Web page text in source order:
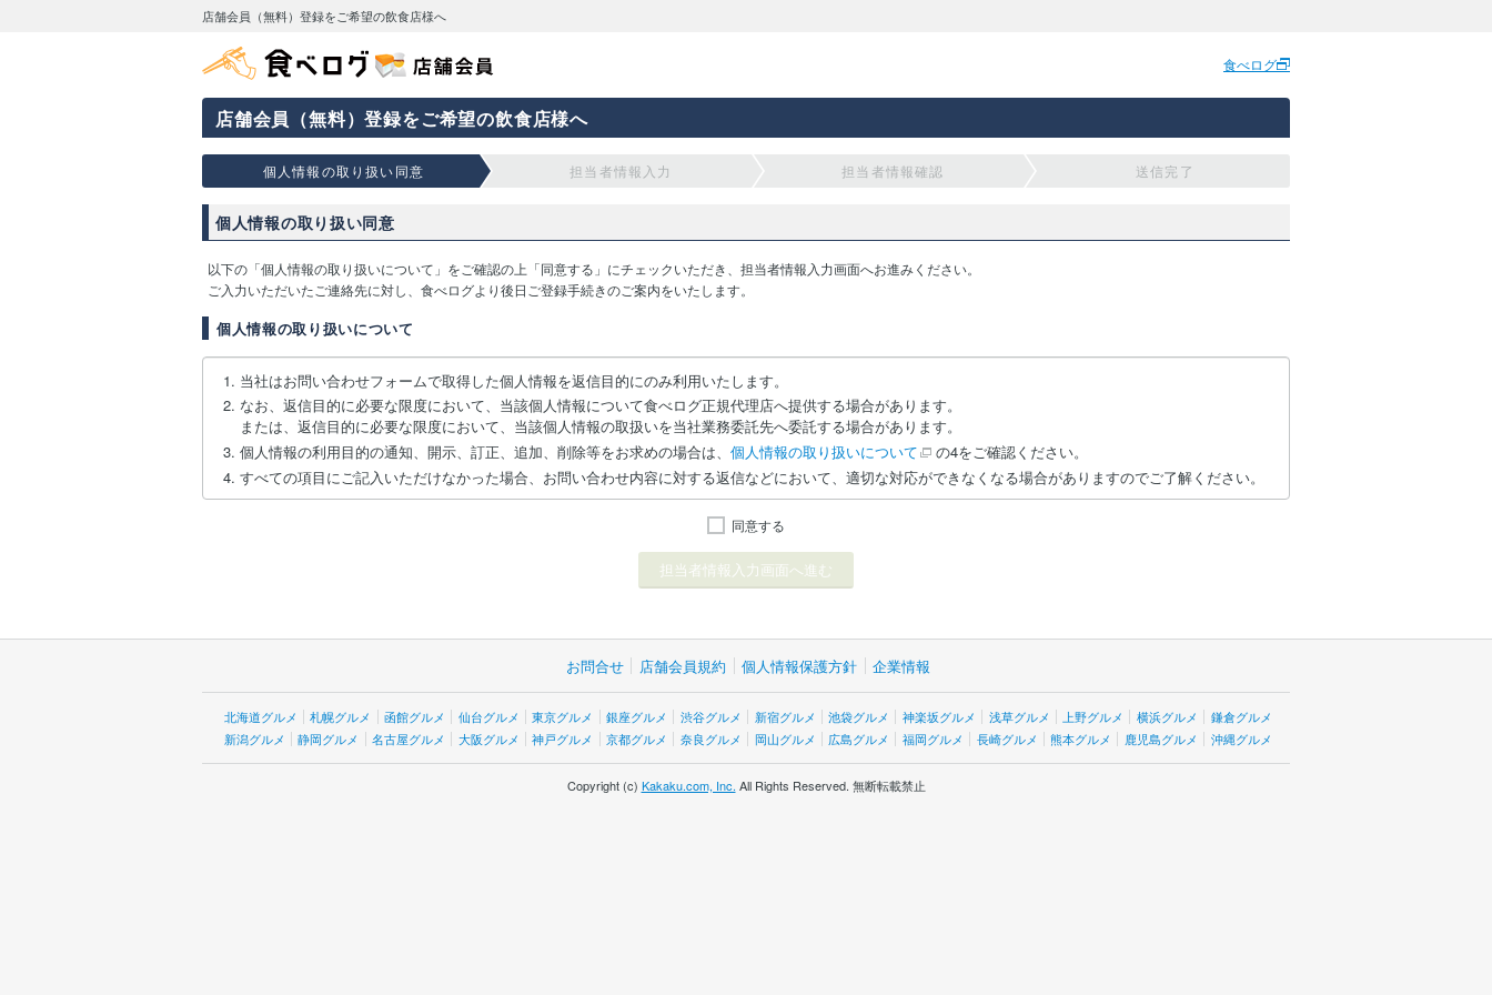
店舗会員（無料）登録をご希望の飲食店様へ
食べログ
店舗会員（無料）登録をご希望の飲食店様へ
個人情報の取り扱い同意 担当者情報入力 担当者情報確認 送信完了
個人情報の取り扱い同意
以下の「個人情報の取り扱いについて」をご確認の上「同意する」にチェックいただき、担当者情報入力画面へお進みください。
ご入力いただいたご連絡先に対し、食べログより後日ご登録手続きのご案内をいたします。
個人情報の取り扱いについて
当社はお問い合わせフォームで取得した個人情報を返信目的にのみ利用いたします。
なお、返信目的に必要な限度において、当該個人情報について食べログ正規代理店へ提供する場合があります。
または、返信目的に必要な限度において、当該個人情報の取扱いを当社業務委託先へ委託する場合があります。
個人情報の利用目的の通知、開示、訂正、追加、削除等をお求めの場合は、 個人情報の取り扱いについて
の4をご確認ください。
すべての項目にご記入いただけなかった場合、お問い合わせ内容に対する返信などにおいて、適切な対応ができなくなる場合がありますのでご了解ください。
同意する
お問合せ 店舗会員規約 個人情報保護方針 企業情報
北海道グルメ 札幌グルメ 函館グルメ 仙台グルメ 東京グルメ 銀座グルメ 渋谷グルメ 新宿グルメ 池袋グルメ 神楽坂グルメ 浅草グルメ 上野グルメ 横浜グルメ
鎌倉グルメ
新潟グルメ
静岡グルメ 名古屋グルメ 大阪グルメ 神戸グルメ 京都グルメ 奈良グルメ 岡山グルメ 広島グルメ 福岡グルメ 長崎グルメ 熊本グルメ 鹿児島グルメ 沖縄グルメ
Copyright (c) Kakaku.com, Inc. All Rights Reserved. 無断転載禁止